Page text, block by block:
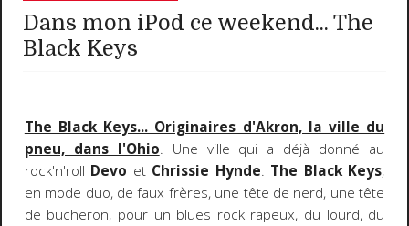
Dans mon iPod ce weekend... The
Black Keys
The Black Keys... Originaires d'Akron, la ville du
pneu, dans l'Ohio. Une ville qui a déjà donné au
rock'n'roll Devo et Chrissie Hynde. The Black Keys,
en mode duo, de faux frères, une tête de nerd, une tête
de bucheron, pour un blues rock rapeux, du lourd, du